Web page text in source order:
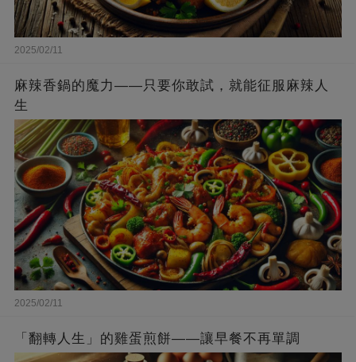
2025/02/11
麻辣香鍋的魔力——只要你敢試，就能征服麻辣人
生
2025/02/11
「翻轉人生」的雞蛋煎餅——讓早餐不再單調